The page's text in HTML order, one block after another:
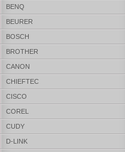
BENQ
BEURER
BOSCH
BROTHER
CANON
CHIEFTEC
CISCO
COREL
CUDY
D-LINK